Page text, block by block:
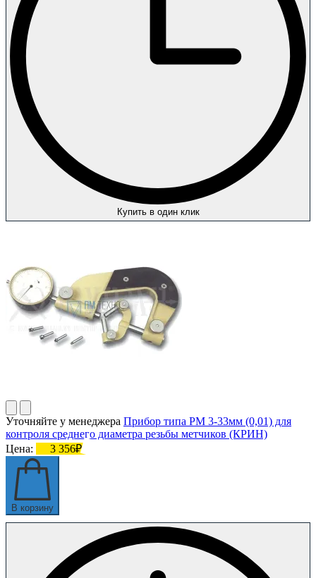
Купить в один клик
Уточняйте у менеджера Прибор типа РМ 3-33мм (0,01) для
контроля среднего диаметра резьбы метчиков (КРИН)
Цена:
3 356₽
В корзину